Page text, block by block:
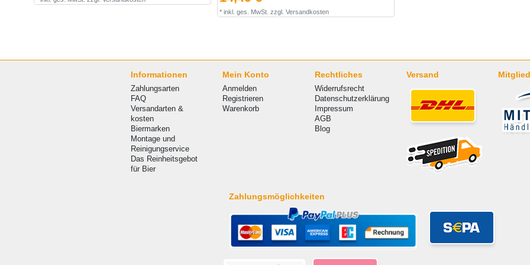
* inkl. ges. MwSt. zzgl. Versandkosten
Informationen
Zahlungsarten
FAQ
Versandarten &
kosten
Biermarken
Montage und
Reinigungservice
Das Reinheitsgebot
für Bier
Mein Konto
Anmelden
Registrieren
Warenkorb
Rechtliches
Widerrufsrecht
Datenschutzerklärung
Impressum
AGB
Blog
Versand
Zahlungsmöglichkeiten